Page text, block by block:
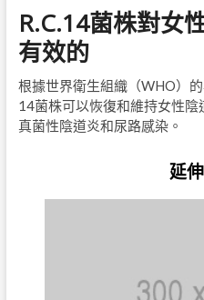
R.C.14菌株對女
有效的
根據世界衛生組織（WHO）
14菌株可以恢復和維持女性陰
真菌性陰道炎和尿路感染。
延